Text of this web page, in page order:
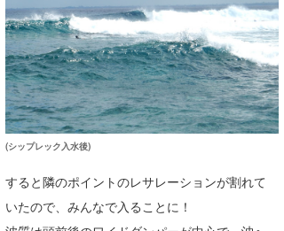
(シップレック入水後)
すると隣のポイントのレサレーションが割れて
いたので、みんなで入ることに！